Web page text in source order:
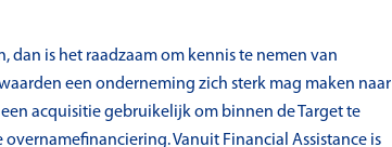
dan is het raadzaam om kennis te nemen van
een onderneming zich sterk mag maken naar
acquisitie gebruikelijk om binnen de Target te
Vanuit Financial Assistance is